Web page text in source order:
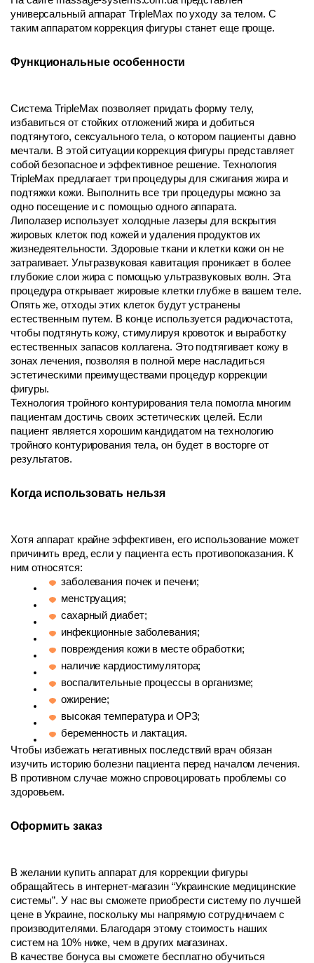
универсальный аппарат TripleMax по уходу за телом. С
таким аппаратом коррекция фигуры станет еще проще.
Функциональные особенности
Система TripleMax позволяет придать форму телу,
избавиться от стойких отложений жира и добиться
подтянутого, сексуального тела, о котором пациенты давно
мечтали. В этой ситуации коррекция фигуры представляет
собой безопасное и эффективное решение. Технология
TripleMax предлагает три процедуры для сжигания жира и
подтяжки кожи. Выполнить все три процедуры можно за
одно посещение и с помощью одного аппарата.
Липолазер использует холодные лазеры для вскрытия
жировых клеток под кожей и удаления продуктов их
жизнедеятельности. Здоровые ткани и клетки кожи он не
затрагивает. Ультразвуковая кавитация проникает в более
глубокие слои жира с помощью ультразвуковых волн. Эта
процедура открывает жировые клетки глубже в вашем теле.
Опять же, отходы этих клеток будут устранены
естественным путем. В конце используется радиочастота,
чтобы подтянуть кожу, стимулируя кровоток и выработку
естественных запасов коллагена. Это подтягивает кожу в
зонах лечения, позволяя в полной мере насладиться
эстетическими преимуществами процедур коррекции
фигуры.
Технология тройного контурирования тела помогла многим
пациентам достичь своих эстетических целей. Если
пациент является хорошим кандидатом на технологию
тройного контурирования тела, он будет в восторге от
результатов.
Когда использовать нельзя
Хотя аппарат крайне эффективен, его использование может
причинить вред, если у пациента есть противопоказания. К
ним относятся:
заболевания почек и печени;
менструация;
сахарный диабет;
инфекционные заболевания;
повреждения кожи в месте обработки;
наличие кардиостимулятора;
воспалительные процессы в организме;
ожирение;
высокая температура и ОРЗ;
беременность и лактация.
Чтобы избежать негативных последствий врач обязан
изучить историю болезни пациента перед началом лечения.
В противном случае можно спровоцировать проблемы со
здоровьем.
Оформить заказ
В желании купить аппарат для коррекции фигуры
обращайтесь в интернет-магазин “Украинские медицинские
системы”. У нас вы сможете приобрести систему по лучшей
цене в Украине, поскольку мы напрямую сотрудничаем с
производителями. Благодаря этому стоимость наших
систем на 10% ниже, чем в других магазинах.
В качестве бонуса вы сможете бесплатно обучиться